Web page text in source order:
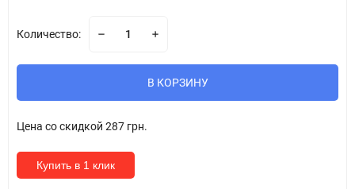
Количество:
В КОРЗИНУ
Цена со скидкой 287 грн.
Купить в 1 клик